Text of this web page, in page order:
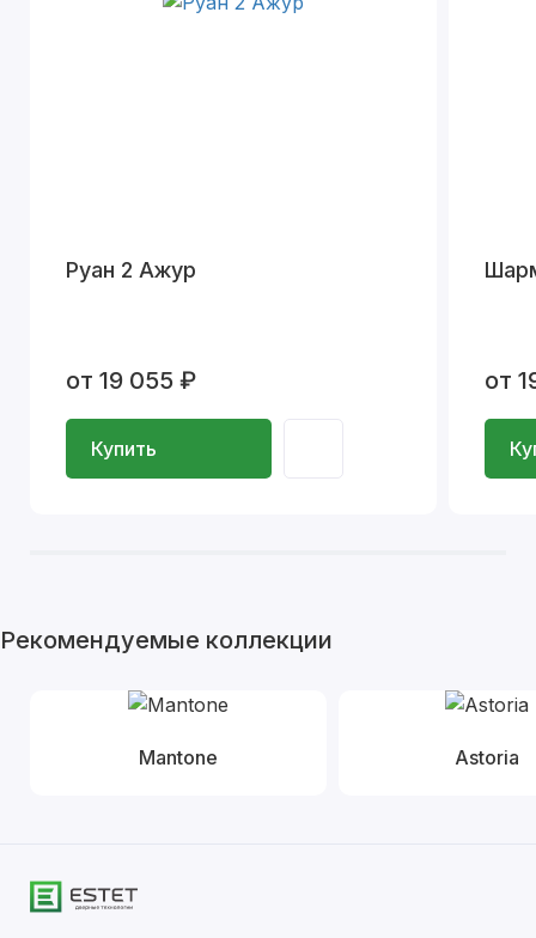
Руан 2 Ажур
от 19 055 ₽
Купить
от
Рекомендуемые коллекции
Mantone Astoria